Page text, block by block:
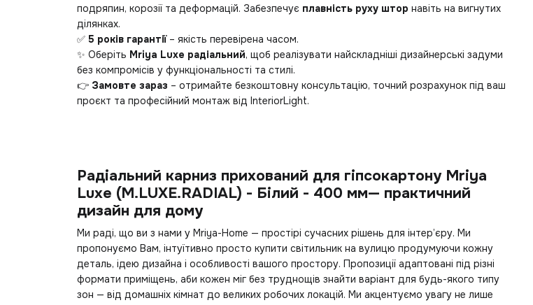
подряпин, корозії та деформацій. Забезпечує плавність руху штор навіть на вигнутих
ділянках.
✅ 5 років гарантії– якість перевірена часом.
✨ Оберіть Mriya Luxe радіальний, щоб реалізувати найскладніші дизайнерські задуми
без компромісів у функціональності та стилі.
👉 Замовте зараз – отримайте безкоштовну консультацію, точний розрахунок під ваш
проєкт та професійний монтаж від InteriorLight.
Радіальний карниз прихований для гіпсокартону Mriya
Luxe (M.LUXE.RADIAL) - Білий - 400 мм— практичний
дизайн для дому
Ми раді, що ви з нами у Mriya-Home — простірі сучасних рішень для інтер’єру. Ми
пропонуємо Вам, інтуїтивно просто купити світильник на вулицю продумуючи кожну
деталь, ідею дизайна і особливості вашого простору. Пропозиції адаптовані під різні
формати приміщень, аби кожен міг без труднощів знайти варіант для будь-якого типу
зон — від домашніх кімнат до великих робочих локацій. Ми акцентуємо увагу не лише